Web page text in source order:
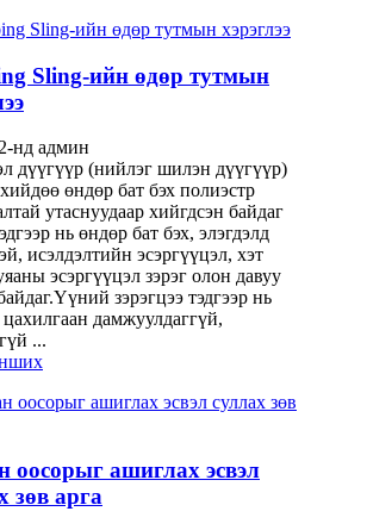
Sling-ийн өдөр тутмын
нд админ
дүүгүүр (нийлэг шилэн дүүгүүр)
өндөр бат бэх полиэстр
утаснуудаар хийгдсэн байдаг
нь өндөр бат бэх, элэгдэлд
исэлдэлтийн эсэргүүцэл, хэт
эсэргүүцэл зэрэг олон давуу
зэрэгцээ тэдгээр нь
дамжуулдаггүй,
...
оосорыг ашиглах эсвэл
зөв арга